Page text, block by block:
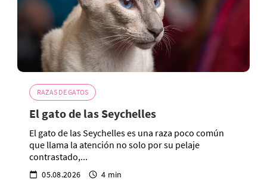
RAZAS DE GATOS
El gato de las Seychelles
El gato de las Seychelles es una raza poco común
que llama la atención no solo por su pelaje
contrastado,...
05.08.2026 4 min